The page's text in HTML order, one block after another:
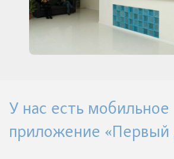
У нас есть мобильное
приложение «Первый